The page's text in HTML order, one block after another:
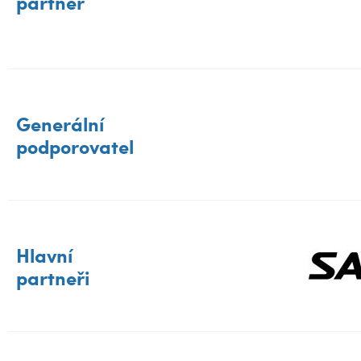
Generální
podporovatel
Hlavní
partneři